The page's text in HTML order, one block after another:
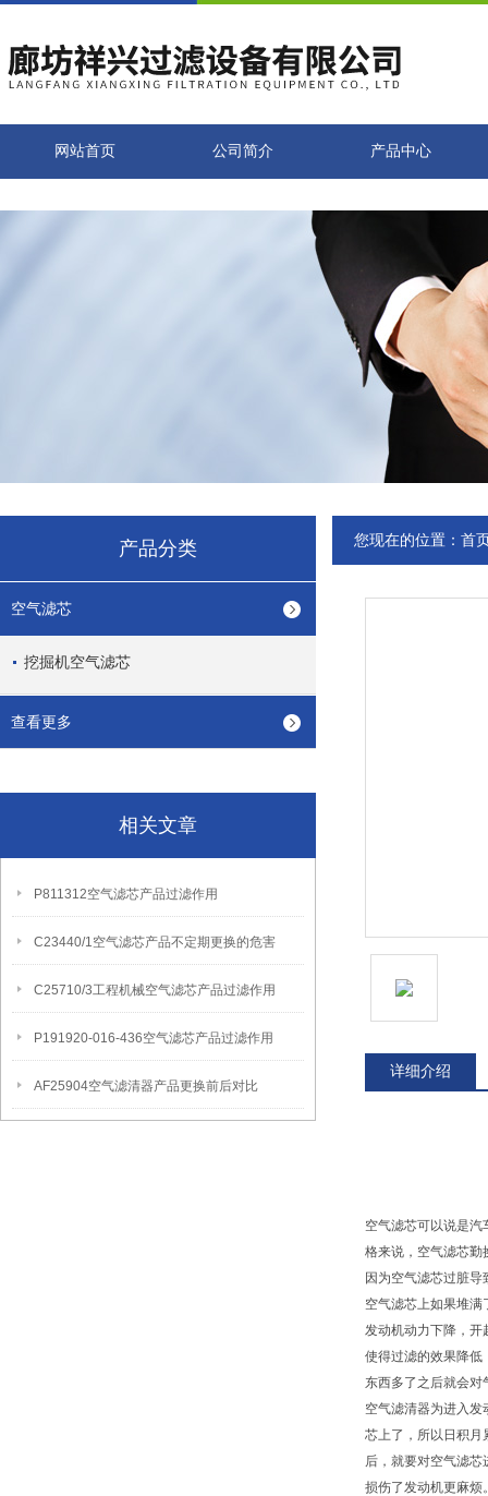
网站首页 公司简介 产品中心
产品分类
空气滤芯
挖掘机空气滤芯
查看更多
相关文章
P811312空气滤芯产品过滤作用
C23440/1空气滤芯产品不定期更换的危害
C25710/3工程机械空气滤芯产品过滤作用
P191920-016-436空气滤芯产品过滤作用
AF25904空气滤清器产品更换前后对比
您现在的位置： 首
详细介绍
空气滤芯可以说是
格来说，空气滤芯勤
因为空气滤芯过脏
空气滤芯上如果堆
发动机动力下降，开
使得过滤的效果降低
东西多了之后就会
空气滤清器为进入
芯上了，所以日积月
后，就要对空气滤
损伤了发动机更麻烦